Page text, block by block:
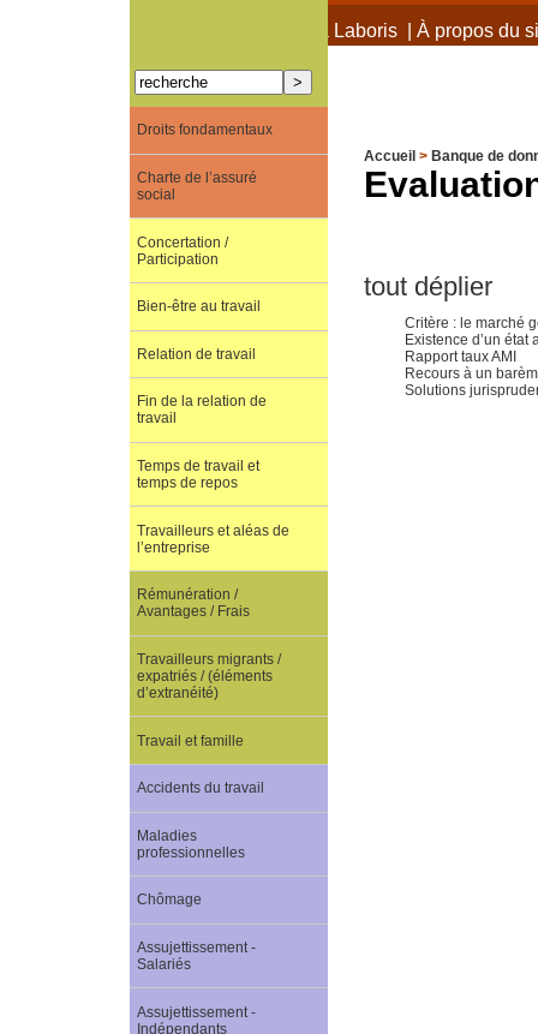
À propos de Terra Laboris| À propos du
Accueil > Banque de
tout déplier
Critère : le marché
Existence d’un état
Rapport taux AMI
Recours à un
Solutions
Droits fondamentaux
Charte de l’assuré
social
Concertation /
Participation
Bien-être au travail
Relation de travail
Fin de la relation de
travail
Temps de travail et
temps de repos
Travailleurs et aléas de
l’entreprise
Rémunération /
Avantages / Frais
Travailleurs migrants /
expatriés / (éléments
d’extranéité)
Travail et famille
Accidents du travail
Maladies
professionnelles
Chômage
Assujettissement -
Salariés
Assujettissement -
Indépendants